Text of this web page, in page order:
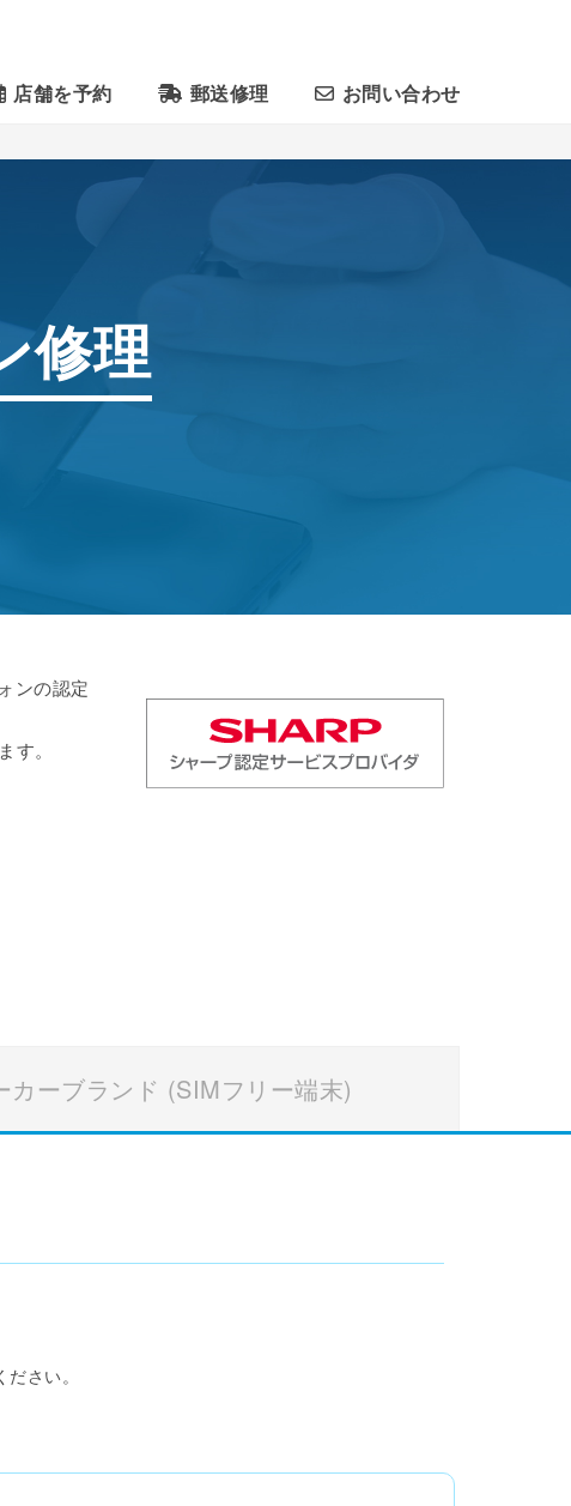
店舗を予約 郵送修理 お問い合わせ
修理
ンの認定
。
カーブランド (SIMフリー端末)
さい。